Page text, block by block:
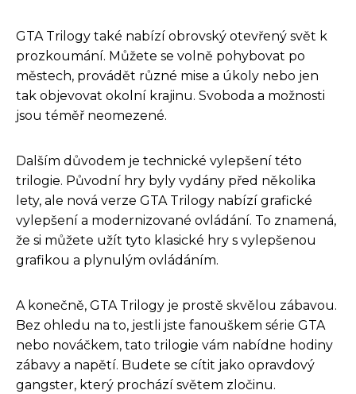
GTA Trilogy také nabízí obrovský otevřený svět k
prozkoumání. Můžete se volně pohybovat po
městech, provádět různé mise a úkoly nebo jen
tak objevovat okolní krajinu. Svoboda a možnosti
jsou téměř neomezené.
Dalším důvodem je technické vylepšení této
trilogie. Původní hry byly vydány před několika
lety, ale nová verze GTA Trilogy nabízí grafické
vylepšení a modernizované ovládání. To znamená,
že si můžete užít tyto klasické hry s vylepšenou
grafikou a plynulým ovládáním.
A konečně, GTA Trilogy je prostě skvělou zábavou.
Bez ohledu na to, jestli jste fanouškem série GTA
nebo nováčkem, tato trilogie vám nabídne hodiny
zábavy a napětí. Budete se cítit jako opravdový
gangster, který prochází světem zločinu.